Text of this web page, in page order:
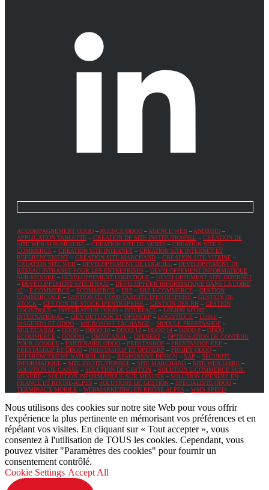
ACCOMPAGNEMENT ODOO – AGENCE ODOO – AGENCE WEB – ANDROID –
APPLICATION TABLETTE – CRÉATION DE SITE INSTITUTIONNEL – CRÉATION DE
SITE WEB SUR-MESURE – CRÉATION SITE DE VENTE – CRÉATION SITE E-
COMMERCE – CRÉATION SITE INTERNET – CRÉATION SITE INTERNET ET
RÉFÉRENCEMENT – CRÉATION SITE MARCHAND – CRÉATION SITE VITRINE –
CRÉATION SITE WEB – DÉVELOPPEMENT DE LOGICIEL – DÉVELOPPEMENT DE
RÉSEAU INTRANET POUR LES ENTREPRISES – DÉVELOPPEMENT INFORMATIQUE
SUR-MESURE – DÉVELOPPEMENT LOGISTIQUE – DÉVELOPPEMENT SITE INTERNET
– DÉVELOPPEMENT SPÉCIFIQUE – DÉVELOPPEUR INFORMATIQUE DANS LA LOIRE
42 – E-COMMERCE – ECOMMERCE – ERP – ERP E-COMMERCE – GESTION
COMMERCIALE – GESTION DE COMPTABILITÉ D’ENTREPRISE – GESTION DE
STOCK – GESTION DE STOCK D’ENTREPRISE – GESTION DES RH – GESTION
LOGISTIQUE – INTÉGRATEUR ODOO – INTERFACE – LEGION SPORT
INTERNATIONAL – LIEN OUTLOOK ET OPENERP – LOGISTIQUE – LOIRE –
MAGENTO ET ODOO – MICROSOFT EXCHANGE – MODULE PRESTASHOP –
MULTICANAL – ODOO – ODOO 10 – ODOO 12 – ODOO 14 – ODOO 8 – ODOO
ECOMMERCE – ODOO14 – OMNICANAL – OPENERP – OPTIMISATION DE CONTENU
POUR GOOGLE – PARTENAIRE ODOO – PRESTASHOP – PRESTASHOP ERP –
PRESTASHOP ET ODOO – PRESTASHOP ET OPENERP – PROJET ODOO –
RÉFÉRENCEMENT NATUREL SEO – RESPONSIVE DESIGN – SAP – SÉCURITÉ
INFORMATIQUE – SITE INSTITUTIONNEL – SITE MARCHAND – SITE WEB LOIRE –
SOLUTION DE CAISSE – SOLUTION DE GESTION – SOLUTION E-COMMERCE SUR-
MESURE – SOLUTION INFORMATIQUE SUR MESURE – SOLUTION OPENERP EN
FRANCE ET RHÔNE-ALPES – SOLUTIONS DE GESTION – SPÉCIALISTE ODOO –
TERMINAUX MOBILE – WEBMARKETING EN RHÔNE-ALPES – WMS SPEED
Nous utilisons des cookies sur notre site Web pour vous offrir
l'expérience la plus pertinente en mémorisant vos préférences et en
répétant vos visites. En cliquant sur « Tout accepter », vous
consentez à l'utilisation de TOUS les cookies. Cependant, vous
pouvez visiter "Paramètres des cookies" pour fournir un
consentement contrôlé.
Cookie Settings Accept All